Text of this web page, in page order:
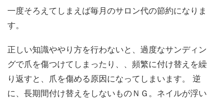
一度そろえてしまえば毎月のサロン代の節約になりま
す。
正しい知識ややり方を行わないと、過度なサンディン
グで爪を傷つけてしまったり、、頻繁に付け替えを繰
り返すと、爪を傷める原因になってしまいます。 逆
に、長期間付け替えをしないものＮＧ。ネイルが浮い